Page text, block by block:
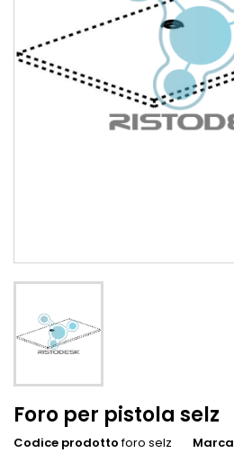
Foro per pistola selz
Codice prodotto foro selz Marca